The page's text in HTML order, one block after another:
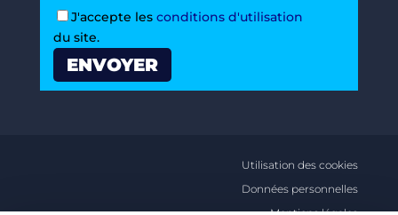
J'accepte les conditions d'utilisation
du site.
Utilisation des cookies
Données personnelles